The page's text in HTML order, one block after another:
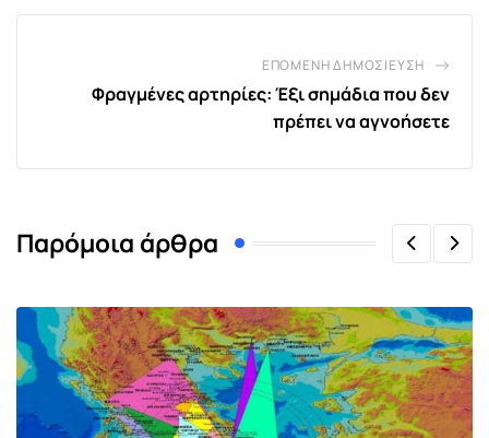
ΕΠΌΜΕΝΗ ΔΗΜΟΣΊΕΥΣΗ
Φραγμένες αρτηρίες: Έξι σημάδια που δεν
πρέπει να αγνοήσετε
Παρόμοια άρθρα